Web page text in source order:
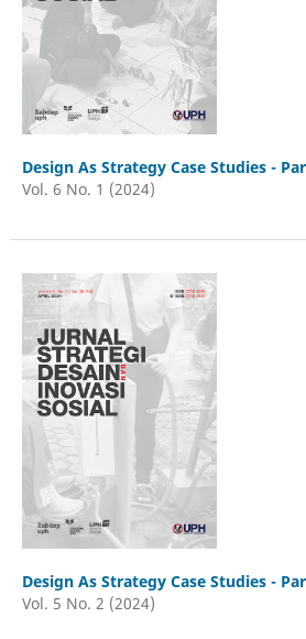
Design As Strategy Case Studies -
Vol. 6 No. 1 (2024)
Design As Strategy Case Studies -
Vol. 5 No. 2 (2024)